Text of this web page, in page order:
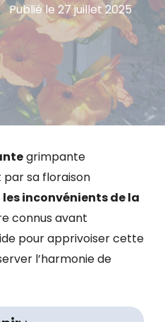
Publié le 27 juillet 2025
grimpante
sa floraison
les inconvénients de la
connus avant
pour apprivoiser cette
l’harmonie de